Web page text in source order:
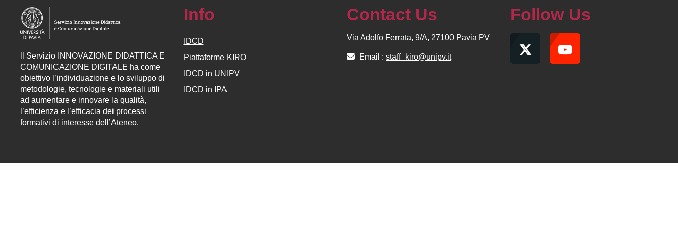
Servizio INNOVAZIONE DIDATTICA E
COMUNICAZIONE DIGITALE ha come
obiettivo l’individuazione e lo sviluppo di
metodologie, tecnologie e materiali utili
ad aumentare e innovare la qualità,
l’efficienza e l’efficacia dei processi
formativi di interesse dell’Ateneo.
Info
IDCD
Piattaforme KIRO
IDCD in UNIPV
IDCD in IPA
Contact Us
Via Adolfo Ferrata, 9/A, 27100 Pavia PV
Email : staff_kiro@unipv.it
Follow Us